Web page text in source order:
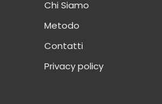
Chi Siamo
Metodo
Contatti
Privacy policy